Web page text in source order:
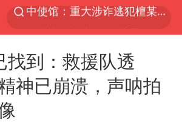
哥伦比亚发生7.5级地震
台湾不是国家不存在“国格”
找到：救援队透
神已崩溃，声呐拍